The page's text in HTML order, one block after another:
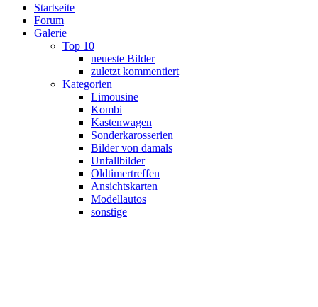
Startseite
Forum
Galerie
Top 10
neueste Bilder
zuletzt kommentiert
Kategorien
Limousine
Kombi
Kastenwagen
Sonderkarosserien
Bilder von damals
Unfallbilder
Oldtimertreffen
Ansichtskarten
Modellautos
sonstige